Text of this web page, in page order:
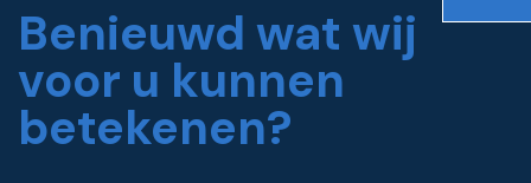
Benieuwd wat wij
voor u kunnen
betekenen?